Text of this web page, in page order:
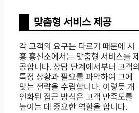
맞춤형 서비스 제공
각 고객의 요구는 다르기 때문에 시
흥 흥신소에서는 맞춤형 서비스를 제
공합니다. 상담 단계에서부터 고객의
특정 상황과 필요를 파악하여 그에
맞는 전략을 수립합니다. 이렇듯 개
인화된 접근 방식은 고객 만족도를
높이는 데 중요한 역할을 합니다.